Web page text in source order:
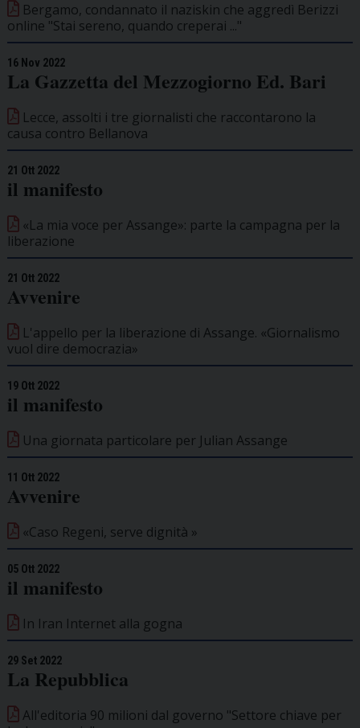
Bergamo, condannato il naziskin che aggredì Berizzi
online "Stai sereno, quando creperai ..."
16 Nov 2022
La Gazzetta del Mezzogiorno Ed. Bari
Lecce, assolti i tre giornalisti che raccontarono la
causa contro Bellanova
21 Ott 2022
il manifesto
«La mia voce per Assange»: parte la campagna per la
liberazione
21 Ott 2022
Avvenire
L'appello per la liberazione di Assange. «Giornalismo
vuol dire democrazia»
19 Ott 2022
il manifesto
Una giornata particolare per Julian Assange
11 Ott 2022
Avvenire
«Caso Regeni, serve dignità »
05 Ott 2022
il manifesto
In Iran Internet alla gogna
29 Set 2022
La Repubblica
All'editoria 90 milioni dal governo "Settore chiave per